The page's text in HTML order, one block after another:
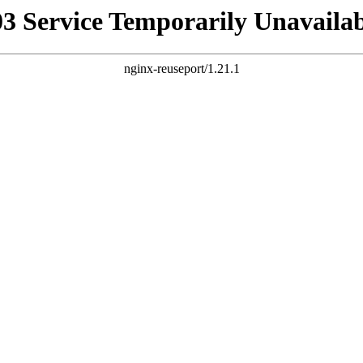
Service Temporarily
nginx-reuseport/1.21.1